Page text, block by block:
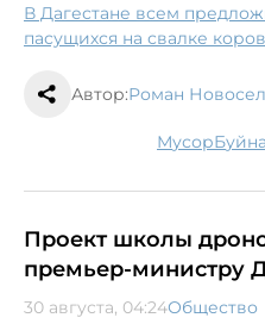
В Дагестане всем
пасущихся на свалке
Автор:Роман
мусор
Проект школы
премьер-министру
30 августа, 04:24Общество